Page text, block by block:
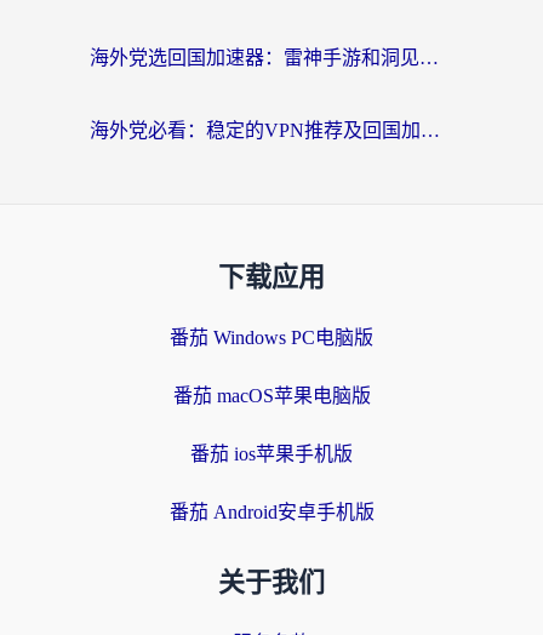
海外党选回国加速器：雷神手游和洞见哪个好？附iPhone免费VPN推荐及ChickCNUfunR实测
海外党必看：稳定的VPN推荐及回国加速器选择全攻略——告别地域限制，轻松刷国内资源
下载应用
番茄 Windows PC电脑版
番茄 macOS苹果电脑版
番茄 ios苹果手机版
番茄 Android安卓手机版
关于我们